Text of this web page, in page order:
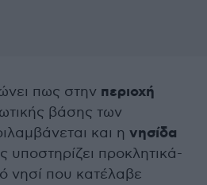
πως στην περιοχή
βάσης των
και η νησίδα
υποστηρίζει προκλητικά-
νησί που κατέλαβε